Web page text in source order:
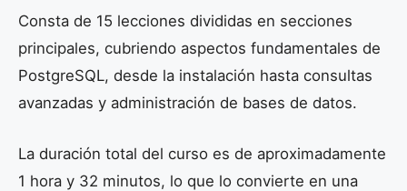
Consta de 15 lecciones divididas en secciones
principales, cubriendo aspectos fundamentales de
PostgreSQL, desde la instalación hasta consultas
avanzadas y administración de bases de datos.
La duración total del curso es de aproximadamente
1 hora y 32 minutos, lo que lo convierte en una